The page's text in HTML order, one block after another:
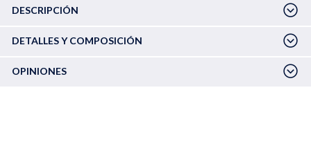
DESCRIPCIÓN
DETALLES Y COMPOSICIÓN
OPINIONES